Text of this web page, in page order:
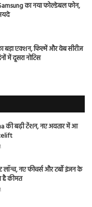
का नया फोल्डेबल फोन,
बड़ा एक्शन, फिल्में और वेब सीरीज
में दूसरा नोटिस
की बढ़ी टेंशन, नए अवतार में आ
लॉन्च, नए फीचर्स और टर्बो इंजन के
है कीमत